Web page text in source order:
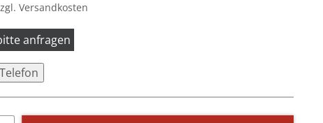
Versandkosten
anfragen
Telefon